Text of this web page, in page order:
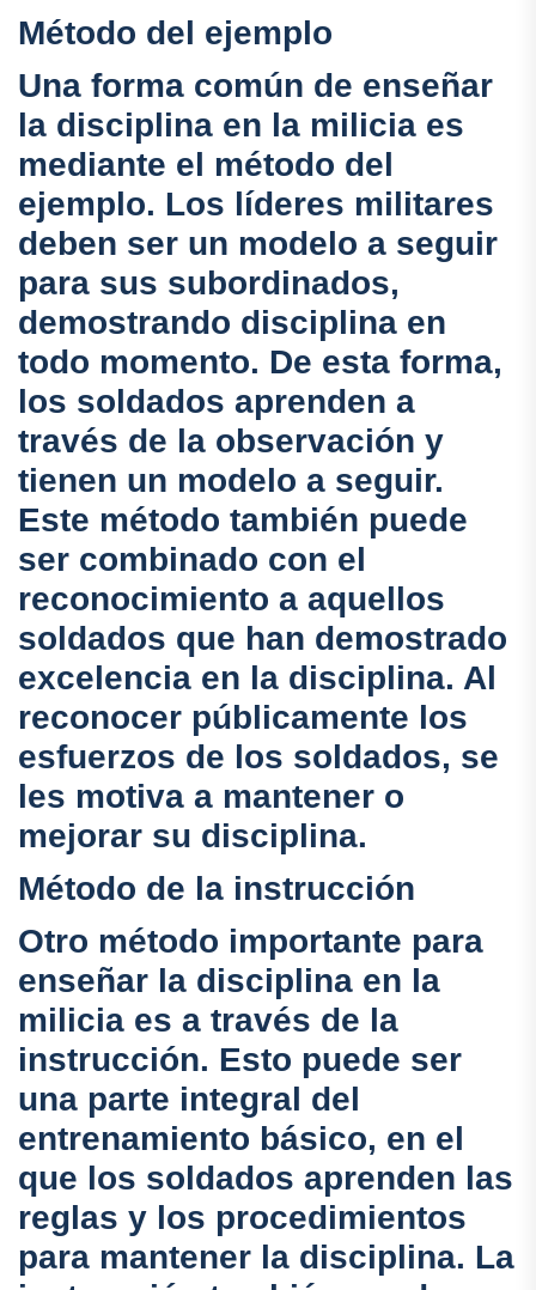
Método del ejemplo
Una forma común de enseñar
la disciplina en la milicia es
mediante el método del
ejemplo. Los líderes militares
deben ser un modelo a seguir
para sus subordinados,
demostrando disciplina en
todo momento. De esta forma,
los soldados aprenden a
través de la observación y
tienen un modelo a seguir.
Este método también puede
ser combinado con el
reconocimiento a aquellos
soldados que han demostrado
excelencia en la disciplina. Al
reconocer públicamente los
esfuerzos de los soldados, se
les motiva a mantener o
mejorar su disciplina.
Método de la instrucción
Otro método importante para
enseñar la disciplina en la
milicia es a través de la
instrucción. Esto puede ser
una parte integral del
entrenamiento básico, en el
que los soldados aprenden las
reglas y los procedimientos
para mantener la disciplina. La